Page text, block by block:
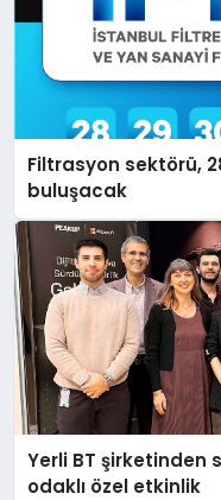
Filtrasyon sektörü,
buluşacak
Yerli BT şirketinden
odaklı özel etkinlik